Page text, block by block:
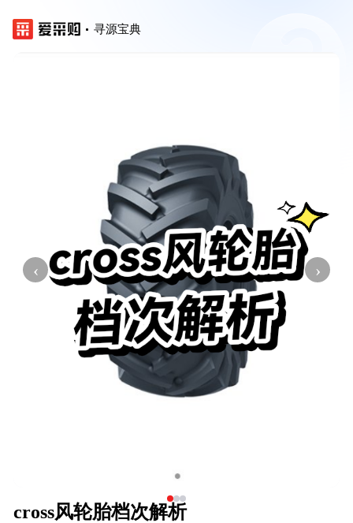
寻源宝典
‹ ›
cross风轮胎档次解析